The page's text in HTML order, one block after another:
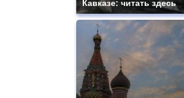
Кавказе: читать здесь